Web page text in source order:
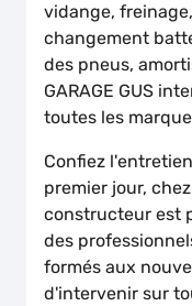
vidange,
changement
des pneus,
GARAGE GUS
toutes les
Confiez
premier jour,
constructeur est
des
formés aux
d'intervenir sur